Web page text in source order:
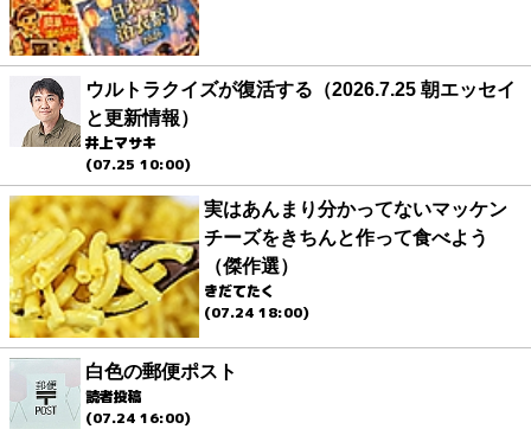
ウルトラクイズが復活する（2026.7.25 朝エッセイ
と更新情報）
井上マサキ
(07.25 10:00)
実はあんまり分かってないマッケン
チーズをきちんと作って食べよう
（傑作選）
きだてたく
(07.24 18:00)
白色の郵便ポスト
読者投稿
(07.24 16:00)